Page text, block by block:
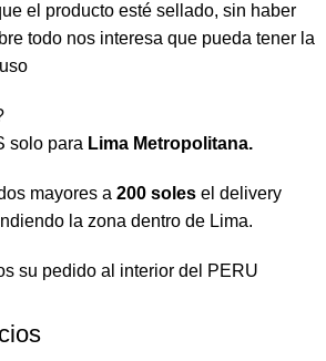
el producto esté sellado, sin haber
todo nos interesa que pueda tener la
solo para Lima Metropolitana.
mayores a 200 soles el delivery
la zona dentro de Lima.
su pedido al interior del PERU